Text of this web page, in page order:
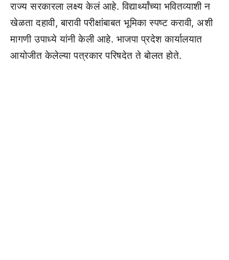
राज्य सरकारला लक्ष्य केलं आहे. विद्यार्थ्यांच्या भवितव्याशी न
खेळता दहावी, बारावी परीक्षांबाबत भूमिका स्पष्ट करावी, अशी
मागणी उपाध्ये यांनी केली आहे. भाजपा प्रदेश कार्यालयात
आयोजीत केलेल्या पत्रकार परिषदेत ते बोलत होते.